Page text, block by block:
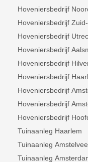
afname van 25m2 en
Zaag en
gebracht.
Hoveniersbedrijf
Hoveniersbedrijf
Hoveniersbedrijf
Hoveniersbedrijf
Hoveniersbedrijf
Hoveniersbedrijf
Hoveniersbedrijf
Hoveniersbedrijf
Hoveniersbedrijf
Tuinaanleg Haarlem
Tuinaanleg
Tuinaanleg